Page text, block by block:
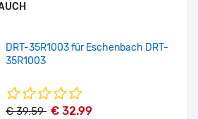
DRT-35R1003 für Eschenbach DRT-
35R1003
€ 39.59 € 32.99